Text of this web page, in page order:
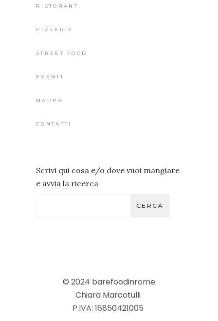
RISTORANTI
PIZZERIE
STREET FOOD
EVENTI
MAPPA
CONTATTI
Scrivi qui cosa e/o dove vuoi mangiare
e avvia la ricerca
CERCA
© 2024 barefoodinrome
Chiara Marcotulli
P.IVA: 16850421005